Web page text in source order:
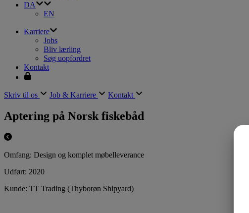
DA
EN
Karriere
Jobs
Bliv lærling
Søg uopfordret
Kontakt
Skriv til os Job & Karriere Kontakt
Aptering på Norsk fiskebåd
Omfang: Design og komplet møbelleverance
Udført: 2020
Kunde: TT Trading (Thyborøn Shipyard)